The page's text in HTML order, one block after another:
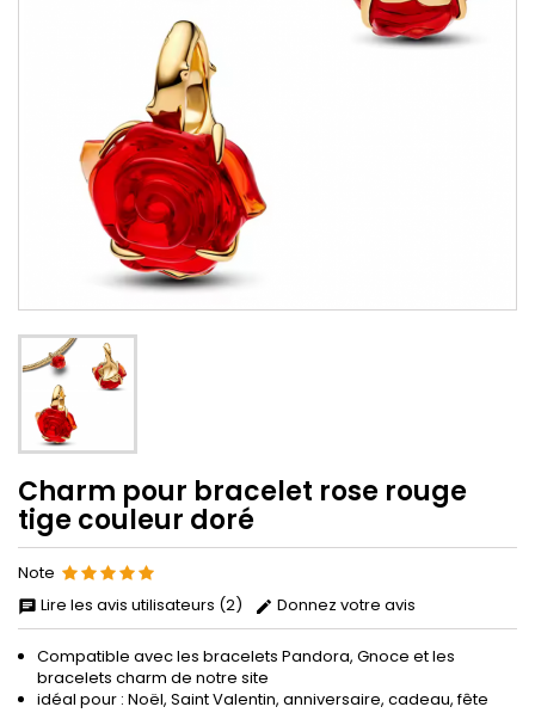
Charm pour bracelet rose rouge
tige couleur doré
Note
Lire les avis utilisateurs (2)
Donnez votre avis
Compatible avec les bracelets Pandora, Gnoce et les
bracelets charm de notre site
idéal pour : Noël, Saint Valentin, anniversaire, cadeau, fête